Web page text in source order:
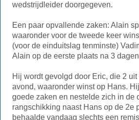
wedstrijdleider doorgegeven.
Een paar opvallende zaken: Alain
waaronder voor de tweede keer
(voor de einduitslag tenminste)
Alain op de eerste plaats na 3
Hij wordt gevolgd door Eric, die 2
avond, waaronder winst op Hans.
goede zaken en nestelde zich in de
rangschikking naast Hans op de 2e
behaalde vandaag slechts een